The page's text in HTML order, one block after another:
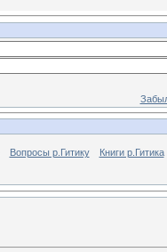
Вопросы р.Гитику Книги р.Гитика